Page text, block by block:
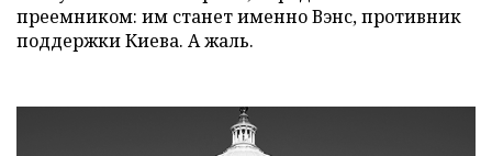
преемником: им станет именно Вэнс, противник
поддержки Киева. А жаль.